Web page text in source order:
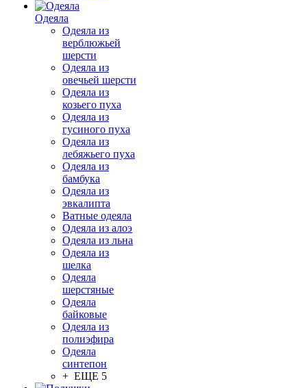
Одеяла
Одеяла из
верблюжьей
шерсти
Одеяла из
овечьей шерсти
Одеяла из
козьего пуха
Одеяла из
гусиного пуха
Одеяла из
лебяжьего пуха
Одеяла из
бамбука
Одеяла из
эвкалипта
Ватные одеяла
Одеяла из алоэ
Одеяла из льна
Одеяла из
шелка
Одеяла
шерстяные
Одеяла
байковые
Одеяла из
полиэфира
Одеяла
синтепон
+ ЕЩЕ 5